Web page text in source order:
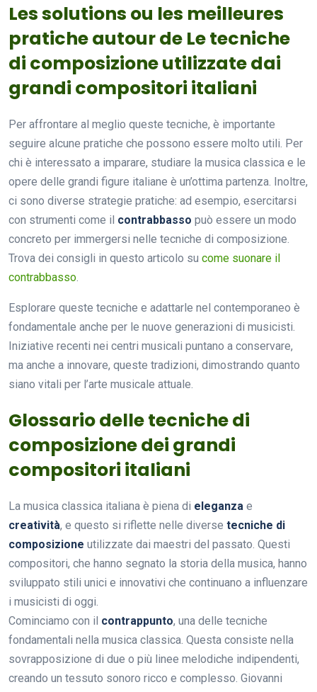
Les solutions ou les meilleures
pratiche autour de Le tecniche
di composizione utilizzate dai
grandi compositori italiani
Per affrontare al meglio queste tecniche, è importante
seguire alcune pratiche che possono essere molto utili. Per
chi è interessato a imparare, studiare la musica classica e le
opere delle grandi figure italiane è un’ottima partenza. Inoltre,
ci sono diverse strategie pratiche: ad esempio, esercitarsi
con strumenti come il contrabbasso può essere un modo
concreto per immergersi nelle tecniche di composizione.
Trova dei consigli in questo articolo su come suonare il
contrabbasso
Esplorare queste tecniche e adattarle nel contemporaneo è
fondamentale anche per le nuove generazioni di musicisti.
Iniziative recenti nei centri musicali puntano a conservare,
ma anche a innovare, queste tradizioni, dimostrando quanto
siano vitali per l’arte musicale attuale.
Glossario delle tecniche di
composizione dei grandi
compositori italiani
La musica classica italiana è piena di eleganza e
creatività, e questo si riflette nelle diverse tecniche di
composizione utilizzate dai maestri del passato. Questi
compositori, che hanno segnato la storia della musica, hanno
sviluppato stili unici e innovativi che continuano a influenzare
i musicisti di oggi.
Cominciamo con il contrappunto, una delle tecniche
fondamentali nella musica classica. Questa consiste nella
sovrapposizione di due o più linee melodiche indipendenti,
creando un tessuto sonoro ricco e complesso. Giovanni